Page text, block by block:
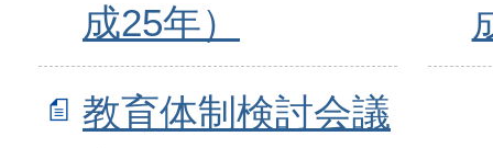
成25年）
教育体制検討会議